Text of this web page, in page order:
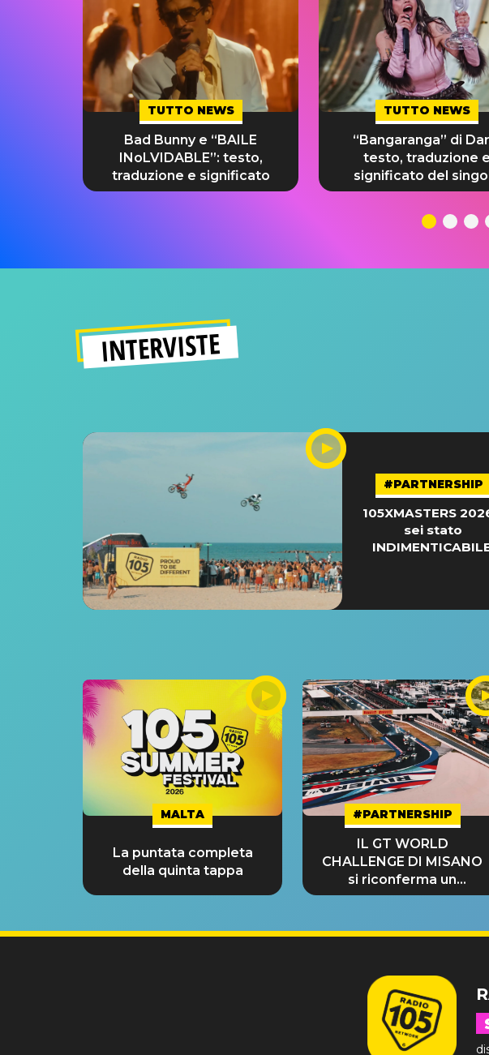
TUTTO NEWS
Bad Bunny e “BAILE
INoLVIDABLE”: testo,
traduzione e significato
TUTTO NEWS
“Bangaranga” di
testo, traduzione e
significato del
INTERVISTE
#PARTNERSHIP
105XMASTERS
sei stato
MALTA
La puntata completa
della quinta tappa
#PARTNERSHIP
IL GT WORLD
CHALLENGE DI MISANO
si riconferma un
GRANDE SUCCESSO!